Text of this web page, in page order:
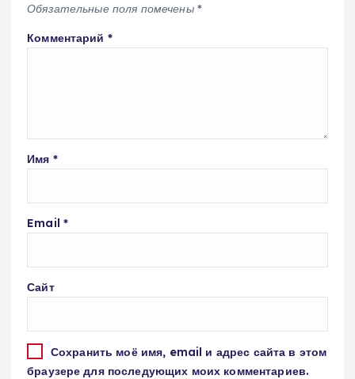
Обязательные поля помечены *
Комментарий *
Имя *
Email *
Сайт
Сохранить моё имя, email и адрес сайта в этом
браузере для последующих моих комментариев.